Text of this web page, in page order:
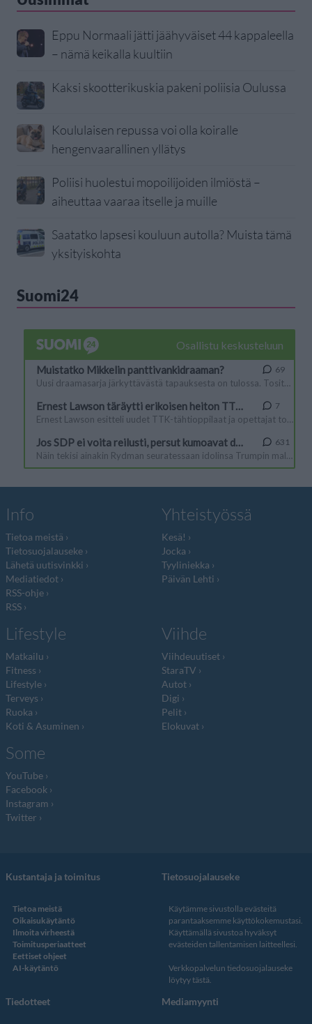
Eppu Normaali jätti jäähyväiset 44 kappaleella
– nämä keikalla kuultiin
Kaksi skootterikuskia pakeni poliisia Oulussa
Koululaisen repussa voi olla koiralle
hengenvaarallinen yllätys
Poliisi huolestui mopoilijoiden ilmiöstä –
aiheuttaa vaaraa itselle ja muille
Saatatko lapsesi kouluun autolla? Muista tämä
yksityiskohta
Suomi24
Info
Tietoa meistä
Tietosuojalauseke
Lähetä uutisvinkki
Mediatiedot
RSS-ohje
RSS
Yhteistyössä
Kesä!
Jocka
Tyyliniekka
Päivän Lehti
Lifestyle
Matkailu
Fitness
Lifestyle
Terveys
Ruoka
Koti & Asuminen
Viihde
Viihdeuutiset
StaraTV
Autot
Digi
Pelit
Elokuvat
Some
YouTube
Facebook
Instagram
Twitter
Kustantaja ja toimitus
Tietoa meistä
Oikaisukäytäntö
Ilmoita virheestä
Toimitusperiaatteet
Eettiset ohjeet
AI-käytäntö
Tietosuojalauseke
Käytämme sivustolla evästeitä
parantaaksemme käyttökokemustasi.
Käyttämällä sivustoa hyväksyt
evästeiden tallentamisen laitteellesi.
Verkkopalvelun tiedosuojalauseke
löytyy tästä.
Tiedotteet Mediamyynti